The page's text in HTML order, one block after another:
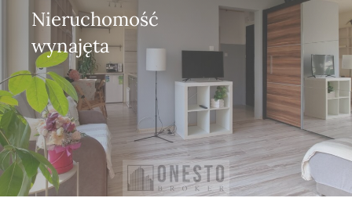
Nieruchomość
wynajęta